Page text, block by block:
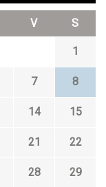
V S
1
7 8
14 15
21 22
28 29